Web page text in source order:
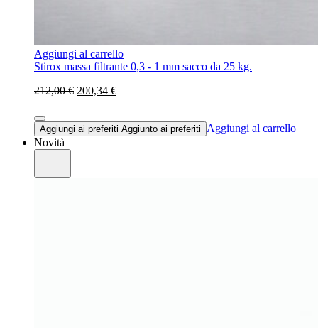
Aggiungi al carrello
Stirox massa filtrante 0,3 - 1 mm sacco da 25 kg.
212,00 € 200,34 €
Aggiungi ai preferiti Aggiunto ai preferiti
Aggiungi al carrello
Novità